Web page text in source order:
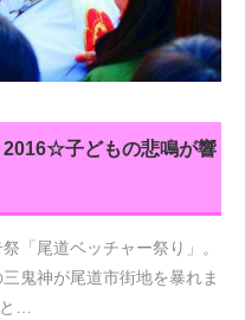
2016☆子どもの悲鳴が響
「尾道ベッチャー祭り」。
鬼神が尾道市街地を暴れま
…